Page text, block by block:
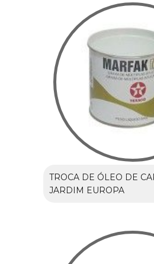
TROCA DE ÓLEO DE
JARDIM EUROPA